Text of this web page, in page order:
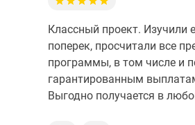
Классный проект. Изучили
поперек, просчитали все
программы, в том числе и
гарантированным
Выгодно получается в